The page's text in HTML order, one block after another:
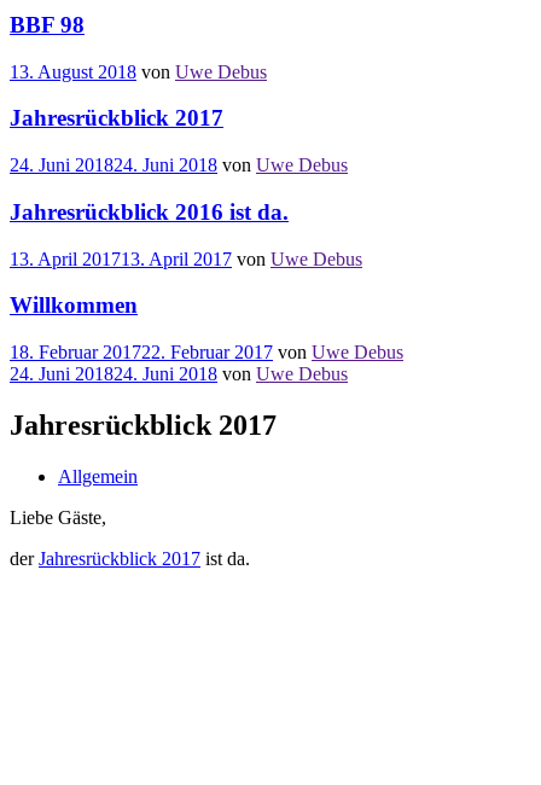
BBF 98
13. August 2018 von Uwe Debus
Jahresrückblick 2017
24. Juni 201824. Juni 2018 von Uwe Debus
Jahresrückblick 2016 ist da.
13. April 201713. April 2017 von Uwe Debus
Willkommen
18. Februar 201722. Februar 2017 von Uwe Debus
24. Juni 201824. Juni 2018 von Uwe Debus
Jahresrückblick 2017
Allgemein
Liebe Gäste,
derJahresrückblick 2017 ist da.